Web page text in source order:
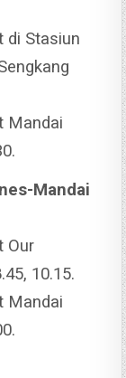
di Stasiun
Mandai
Mandai
Our
10.15.
Mandai